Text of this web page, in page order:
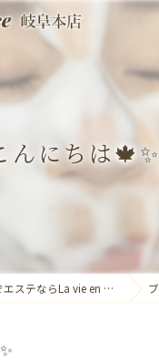
んにちは🍁✨
岐阜県、岐南町でエステならLa vie en Rose 岐阜本店 ブログ